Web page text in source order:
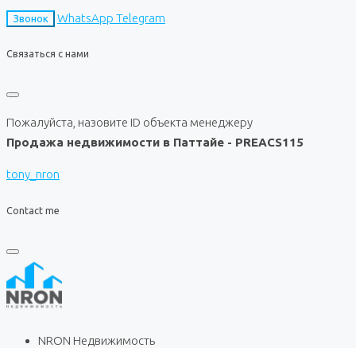
Звонок WhatsApp Telegram
Связаться с нами
Пожалуйста, назовите ID объекта менеджеру
Продажа недвижимости в Паттайе - PREACS115
tony_nron
Contact me
NRON Недвижимость